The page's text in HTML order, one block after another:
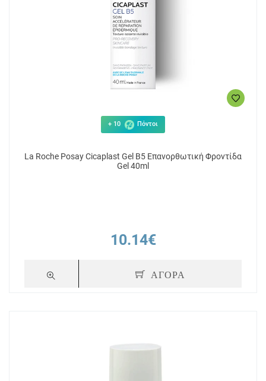
+ 10 Πόντοι
La Roche Posay Cicaplast Gel B5 Επανορθωτική Φροντίδα
Gel 40ml
10.14€
ΑΓΟΡΑ